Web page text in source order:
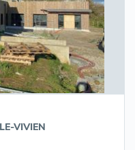
VIVIEN